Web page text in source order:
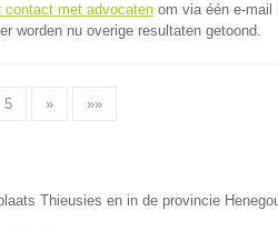
contact met advocatenom via één e-mail
worden nu overige resultaten getoond.
5 » »»
Thieusies en in de provincie